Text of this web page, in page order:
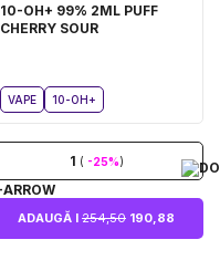
10-OH+ 99% 2ML PUFF
CHERRY SOUR
VAPE 10-OH+
1 ( -25%)
ADAUGĂ I 254,50 190,88